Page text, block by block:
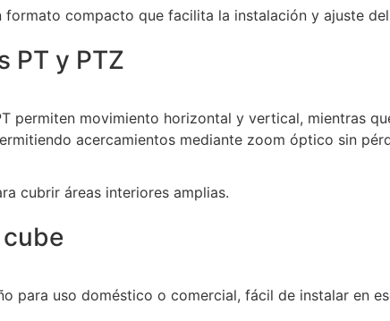
formato compacto que facilita la instalación y ajuste
PT y PTZ
permiten movimiento horizontal y vertical, mientras
acercamientos mediante zoom óptico sin
cubrir áreas interiores amplias.
para uso doméstico o comercial, fácil de instalar en